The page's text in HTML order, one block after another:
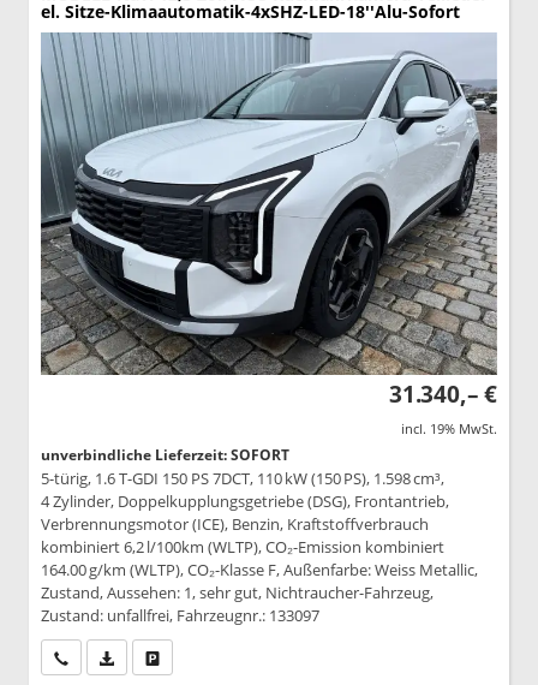
el. Sitze-Klimaautomatik-4xSHZ-LED-18''Alu-Sofort
31.340,– €
incl. 19% MwSt.
unverbindliche Lieferzeit: SOFORT
5-türig, 1.6 T-GDI 150 PS 7DCT, 110 kW (150 PS), 1.598 cm³,
4 Zylinder, Doppelkupplungsgetriebe (DSG), Frontantrieb,
Verbrennungsmotor (ICE), Benzin, Kraftstoffverbrauch
kombiniert 6,2 l/100km (WLTP), CO₂-Emission kombiniert
164.00 g/km (WLTP), CO₂-Klasse F, Außenfarbe: Weiss Metallic,
Zustand, Aussehen: 1, sehr gut, Nichtraucher-Fahrzeug,
Zustand: unfallfrei, Fahrzeugnr.: 133097
Wir rufen Sie anPDF-Datei, Fahrzeugexposé drucken